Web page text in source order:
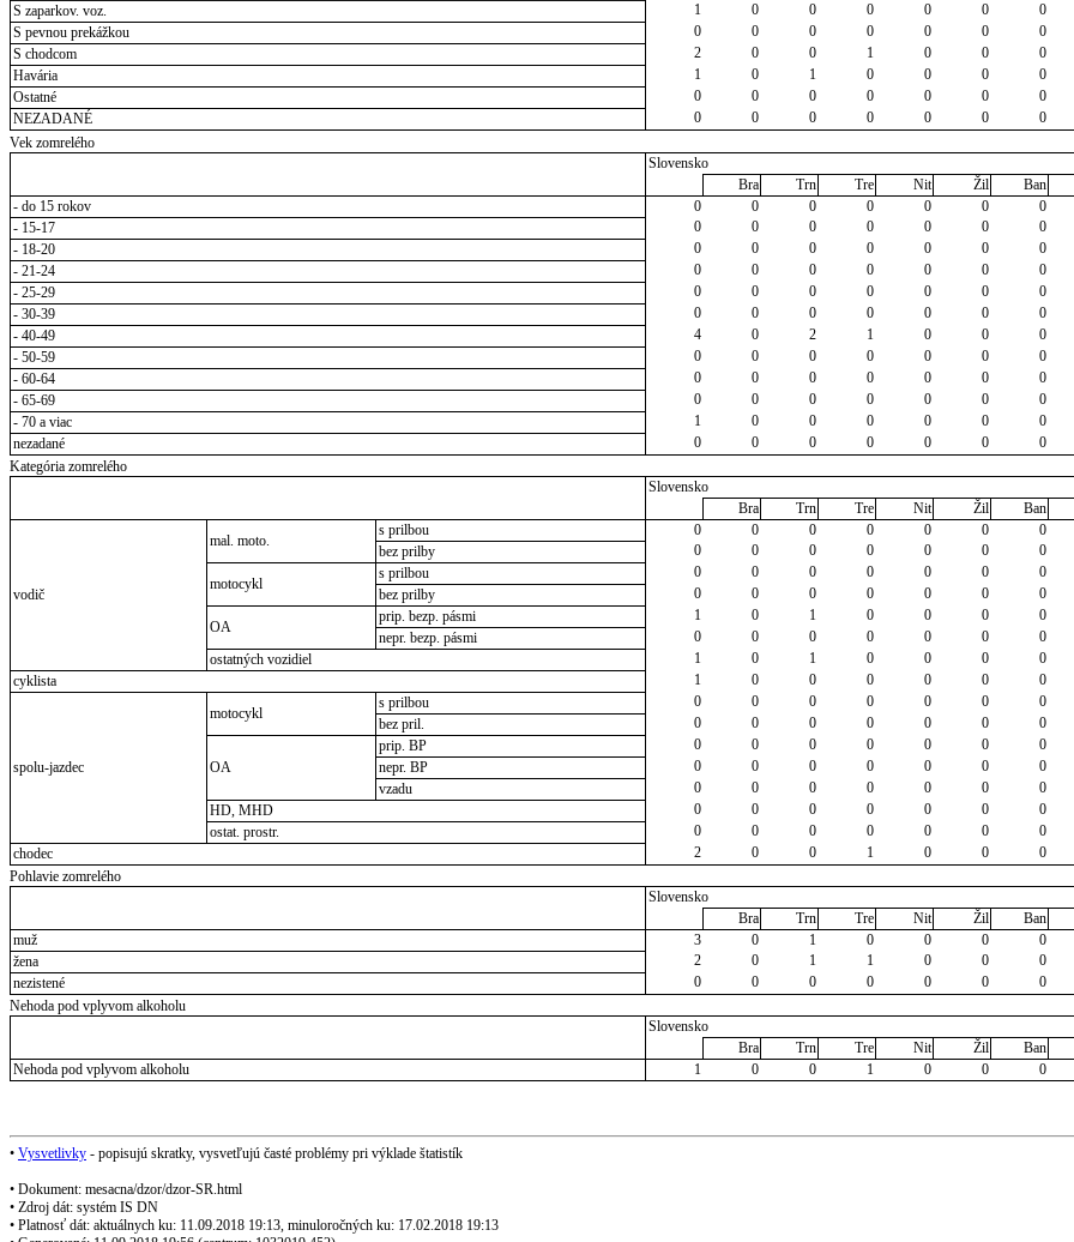
S zaparkov. voz.
1 0 0 0 0 0 0
S pevnou prekážkou
0 0 0 0 0 0 0
S chodcom
2 0 0 1 0 0 0
Havária
1 0 1 0 0 0 0
Ostatné
0 0 0 0 0 0 0
NEZADANÉ
0 0 0 0 0 0 0
Vek zomrelého
Slovensko
Bra
Trn Tre Nit Žil Ban
- do 15 rokov
0 0 0 0 0 0 0
- 15-17
0 0 0 0 0 0 0
- 18-20
0 0 0 0 0 0 0
- 21-24
0 0 0 0 0 0 0
- 25-29
0 0 0 0 0 0 0
- 30-39
0 0 0 0 0 0 0
- 40-49
4 0 2 1 0 0 0
- 50-59
0 0 0 0 0 0 0
- 60-64
0 0 0 0 0 0 0
- 65-69
0 0 0 0 0 0 0
- 70 a viac
1 0 0 0 0 0 0
nezadané
0 0 0 0 0 0 0
Kategória zomrelého
Slovensko
Bra
Trn Tre Nit Žil Ban
vodič
mal. moto.
s prilbou 0 0 0 0 0 0 0
bez prilby
0 0 0 0 0 0 0
motocykl
s prilbou 0 0 0 0 0 0 0
bez prilby
0 0 0 0 0 0 0
OA
prip. bezp. pásmi 1 0 1 0 0 0 0
nepr. bezp. pásmi
0 0 0 0 0 0 0
ostatných vozidiel
1 0 1 0 0 0 0
cyklista
1 0 0 0 0 0 0
spolu-jazdec
motocykl
s prilbou 0 0 0 0 0 0 0
bez pril.
0 0 0 0 0 0 0
OA
prip. BP 0 0 0 0 0 0 0
nepr. BP
0 0 0 0 0 0 0
vzadu
0 0 0 0 0 0 0
HD, MHD
0 0 0 0 0 0 0
ostat. prostr.
0 0 0 0 0 0 0
chodec
2 0 0 1 0 0 0
Pohlavie zomrelého
Slovensko
Bra
Trn Tre Nit Žil Ban
muž
3 0 1 0 0 0 0
žena
2 0 1 1 0 0 0
nezistené
0 0 0 0 0 0 0
Nehoda pod vplyvom alkoholu
Slovensko
Bra
Trn Tre Nit Žil Ban
Nehoda pod vplyvom alkoholu
1 0 0 1 0 0 0
• Vysvetlivky - popisujú skratky, vysvetľujú časté problémy pri výklade štatistík
• Dokument: mesacna/dzor/dzor-SR.html
• Zdroj dát: systém IS DN
• Platnosť dát: aktuálnych ku: 11.09.2018 19:13, minuloročných ku: 17.02.2018 19:13